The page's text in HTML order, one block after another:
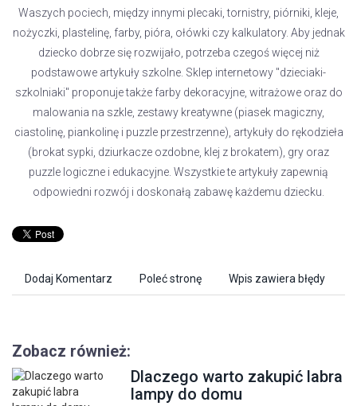
Waszych pociech, między innymi plecaki, tornistry, piórniki, kleje,
nożyczki, plastelinę, farby, pióra, ołówki czy kalkulatory. Aby jednak
dziecko dobrze się rozwijało, potrzeba czegoś więcej niż
podstawowe artykuły szkolne. Sklep internetowy "dzieciaki-
szkolniaki" proponuje także farby dekoracyjne, witrażowe oraz do
malowania na szkle, zestawy kreatywne (piasek magiczny,
ciastolinę, piankolinę i puzzle przestrzenne), artykuły do rękodzieła
(brokat sypki, dziurkacze ozdobne, klej z brokatem), gry oraz
puzzle logiczne i edukacyjne. Wszystkie te artykuły zapewnią
odpowiedni rozwój i doskonałą zabawę każdemu dziecku.
Dodaj Komentarz Poleć stronę Wpis zawiera błędy
Zobacz również:
Dlaczego warto zakupić labra
lampy do domu